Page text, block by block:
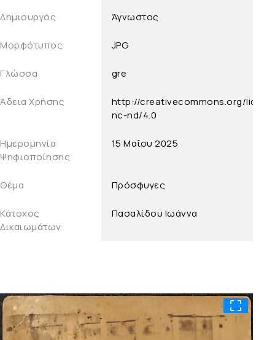
Δημιουργός Άγνωστος
Μορφότυπος JPG
Γλώσσα gre
Άδεια Χρήσης
http://creativecommons.org/
nc-nd/4.0
Ημερομηνία
Ψηφιοποίησης
15 Μαΐου 2025
Θέμα Πρόσφυγες
Κάτοχος
Δικαιωμάτων
Πασαλίδου Ιωάννα